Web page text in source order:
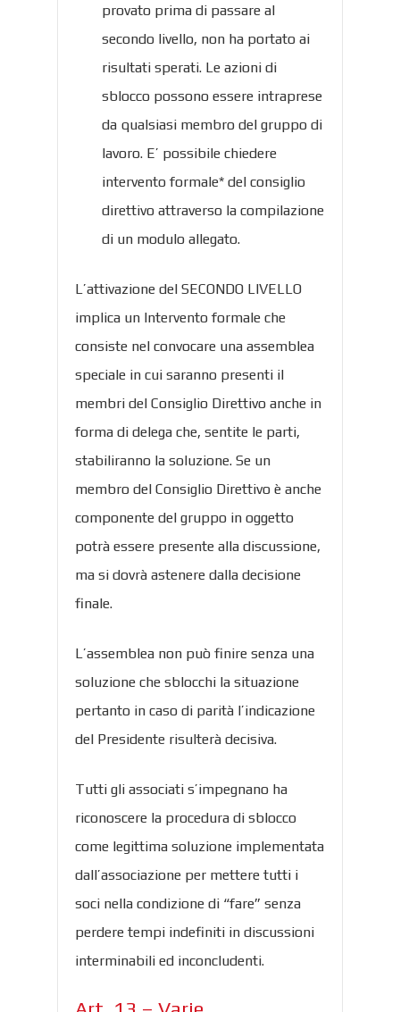
provato prima di passare al
secondo livello, non ha portato ai
risultati sperati. Le azioni di
sblocco possono essere intraprese
da qualsiasi membro del gruppo di
lavoro. E’ possibile chiedere
intervento formale* del consiglio
direttivo attraverso la compilazione
di un modulo allegato.
L’attivazione del SECONDO LIVELLO
implica un Intervento formale che
consiste nel convocare una assemblea
speciale in cui saranno presenti il
membri del Consiglio Direttivo anche in
forma di delega che, sentite le parti,
stabiliranno la soluzione. Se un
membro del Consiglio Direttivo è anche
componente del gruppo in oggetto
potrà essere presente alla discussione,
ma si dovrà astenere dalla decisione
finale.
L’assemblea non può finire senza una
soluzione che sblocchi la situazione
pertanto in caso di parità l’indicazione
del Presidente risulterà decisiva.
Tutti gli associati s’impegnano ha
riconoscere la procedura di sblocco
come legittima soluzione implementata
dall’associazione per mettere tutti i
soci nella condizione di “fare” senza
perdere tempi indefiniti in discussioni
interminabili ed inconcludenti.